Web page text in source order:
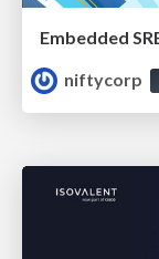
niftycorp